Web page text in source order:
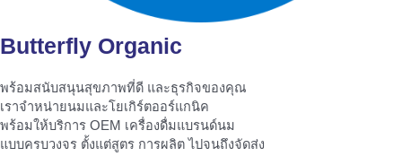
Butterfly Organic
พร้อมสนับสนุนสุขภาพที่ดี และธุรกิจของคุณ
เราจำหน่ายนมและโยเกิร์ตออร์แกนิค
พร้อมให้บริการ OEM เครื่องดื่มแบรนด์นม
แบบครบวงจร ตั้งแต่สูตร การผลิต ไปจนถึงจัดส่ง